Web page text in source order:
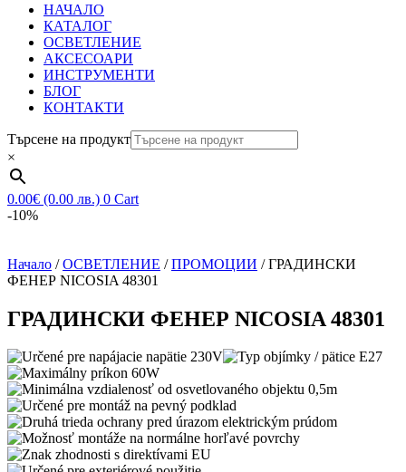
НАЧАЛО
КАТАЛОГ
ОСВЕТЛЕНИЕ
АКСЕСОАРИ
ИНСТРУМЕНТИ
БЛОГ
КОНТАКТИ
Търсене на продукт
×
0.00€ (0.00 лв.) 0 Cart
-10%
Начало /ОСВЕТЛЕНИЕ /ПРОМОЦИИ / ГРАДИНСКИ
ФЕНЕР NICOSIA 48301
ГРАДИНСКИ ФЕНЕР NICOSIA 48301